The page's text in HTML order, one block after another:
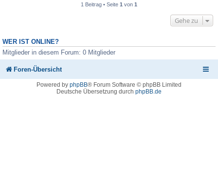
1 Beitrag • Seite 1 von 1
Gehe zu
WER IST ONLINE?
Mitglieder in diesem Forum: 0 Mitglieder
Foren-Übersicht
Powered by phpBB® Forum Software © phpBB Limited
Deutsche Übersetzung durch phpBB.de